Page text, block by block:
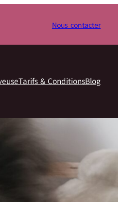
Nous contacter
Tarifs & ConditionsBlog